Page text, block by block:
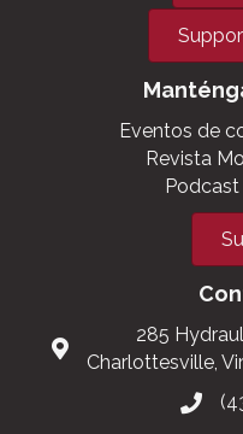
Eventos de
Revista
285
Charlottesville,